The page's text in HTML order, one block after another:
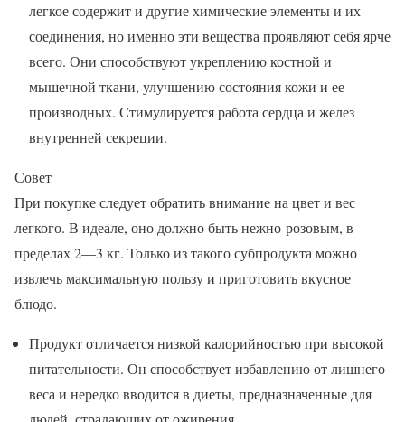
легкое содержит и другие химические элементы и их
соединения, но именно эти вещества проявляют себя ярче
всего. Они способствуют укреплению костной и
мышечной ткани, улучшению состояния кожи и ее
производных. Стимулируется работа сердца и желез
внутренней секреции.
Совет
При покупке следует обратить внимание на цвет и вес
легкого. В идеале, оно должно быть нежно-розовым, в
пределах 2—3 кг. Только из такого субпродукта можно
извлечь максимальную пользу и приготовить вкусное
блюдо.
Продукт отличается низкой калорийностью при высокой
питательности. Он способствует избавлению от лишнего
веса и нередко вводится в диеты, предназначенные для